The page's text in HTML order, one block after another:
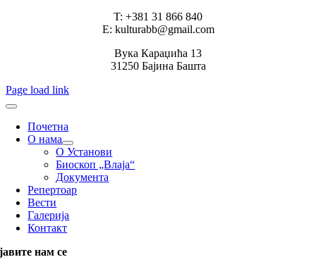
T: +381 31 866 840
E: kulturabb@gmail.com
Вука Караџића 13
31250 Бајина Башта
Page load link
Почетна
О нама
О Установи
Биоскоп „Влаја“
Документа
Репертоар
Вести
Галерија
Контакт
јавите нам се